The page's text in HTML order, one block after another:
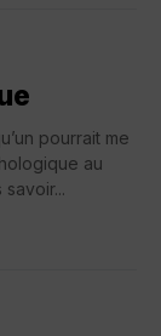
pourrait me
au